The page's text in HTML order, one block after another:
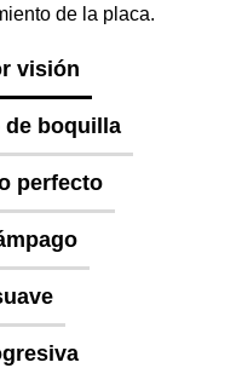
de la placa.
visión
de boquilla
perfecto